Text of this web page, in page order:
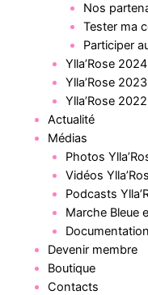
Nos
Tester ma
Participer
Ylla’Rose 2024
Ylla’Rose 2023
Ylla’Rose 2022
Actualité
Médias
Photos
Vidéos
Podcasts
Marche Bleue
Documentation
Devenir membre
Boutique
Contacts